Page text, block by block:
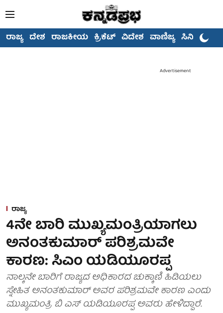
ರಾಜ್ಯ ದೇಶ ರಾಜಕೀಯ ಕ್ರಿಕೆಟ್ ವಿದೇಶ ವಾಣಿಜ್ಯ ಸಿನಿಮಾ
Advertisement
ರಾಜ್ಯ
4ನೇ ಬಾರಿ ಮುಖ್ಯಮಂತ್ರಿಯಾಗಲು
ಅನಂತಕುಮಾರ್ ಪರಿಶ್ರಮವೇ
ಕಾರಣ: ಸಿಎಂ ಯಡಿಯೂರಪ್ಪ
ನಾಲ್ಕನೇ ಬಾರಿಗೆ ರಾಜ್ಯದ ಅಧಿಕಾರದ ಚುಕ್ಕಾಣಿ ಹಿಡಿಯಲು
ಸ್ನೇಹಿತ ಅನಂತಕುಮಾರ್ ಅವರ ಪರಿಶ್ರಮವೇ ಕಾರಣ ಎಂದು
ಮುಖ್ಯಮಂತ್ರಿ ಬಿ ಎಸ್ ಯಡಿಯೂರಪ್ಪ ಅವರು ಹೇಳಿದ್ದಾರೆ.